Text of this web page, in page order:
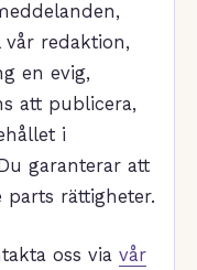
redaktion,
en evig,
att publicera,
i
garanterar att
rättigheter.
oss via vår